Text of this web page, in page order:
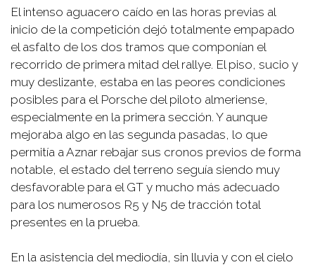
El intenso aguacero caído en las horas previas al
inicio de la competición dejó totalmente empapado
el asfalto de los dos tramos que componían el
recorrido de primera mitad del rallye. El piso, sucio y
muy deslizante, estaba en las peores condiciones
posibles para el Porsche del piloto almeriense,
especialmente en la primera sección. Y aunque
mejoraba algo en las segunda pasadas, lo que
permitía a Aznar rebajar sus cronos previos de forma
notable, el estado del terreno seguía siendo muy
desfavorable para el GT y mucho más adecuado
para los numerosos R5 y N5 de tracción total
presentes en la prueba.
En la asistencia del mediodía, sin lluvia y con el cielo